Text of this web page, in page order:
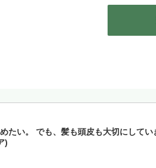
たい。 でも、髪も頭皮も大切にして
)